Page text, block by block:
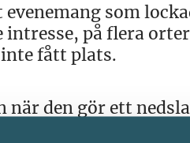
som
på flera
fått plats.
den gör ett